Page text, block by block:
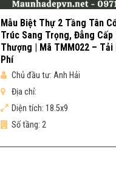
Mẫu Biệt Thự 2 Tầng Tân
Trúc Sang Trọng, Đẳng Cấp
Thượng | Mã TMM022 – Tải
Phí
Chủ đầu tư: Anh Hải
Địa chỉ:
Diện tích: 18.5x9
Số tầng: 2